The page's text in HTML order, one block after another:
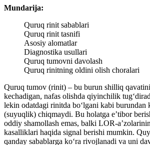
Mundarija:
Quruq rinit sabablari
Quruq rinit tasnifi
Asosiy alomatlar
Diagnostika usullari
Quruq tumovni davolash
Quruq rinitning oldini olish choralari
Quruq tumov (rinit) – bu burun shilliq
kechadigan, nafas olishda qiyinchilik
lekin odatdagi rinitda bo‘lgani kabi burundan
(suyuqlik) chiqmaydi. Bu holatga e’tibor
oddiy shamollash emas, balki LOR-
kasalliklari haqida signal berishi mumkin.
qanday sabablarga ko‘ra rivojlanadi va uni